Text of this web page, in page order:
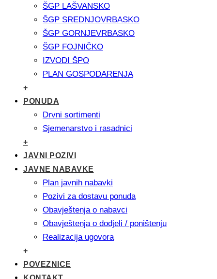
ŠGP LAŠVANSKO
ŠGP SREDNJOVRBASKO
ŠGP GORNJEVRBASKO
ŠGP FOJNIČKO
IZVODI ŠPO
PLAN GOSPODARENJA
+
PONUDA
Drvni sortimenti
Sjemenarstvo i rasadnici
+
JAVNI POZIVI
JAVNE NABAVKE
Plan javnih nabavki
Pozivi za dostavu ponuda
Obavještenja o nabavci
Obavještenja o dodjeli / poništenju
Realizacija ugovora
+
POVEZNICE